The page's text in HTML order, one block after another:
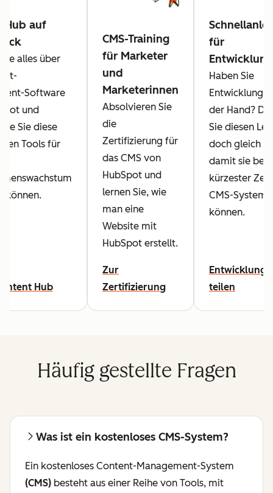
Hub auf
alles über
Software
und
Sie diese
Tools für
können.
Hub
CMS-Training
für Marketer
und
Marketerinnen
Absolvieren Sie
die
Zertifizierung für
das CMS von
HubSpot und
lernen Sie, wie
man eine
Website mit
HubSpot erstellt.
Zur
Zertifizierung
für
Haben Sie
der Hand?
Sie diesen
doch gleich
damit sie
kürzester
CMS-System
können.
teilen
Häufig gestellte Fragen
Was ist ein kostenloses CMS-System?
Ein kostenloses Content-Management-System
(CMS) besteht aus einer Reihe von Tools, mit